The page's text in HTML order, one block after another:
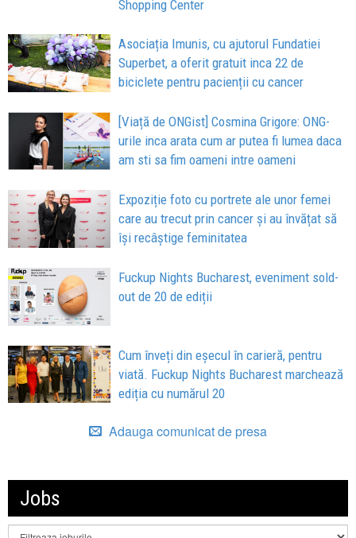
Shopping Center
Asociația Imunis, cu ajutorul Fundatiei
Superbet, a oferit gratuit inca 22 de
biciclete pentru pacienții cu cancer
[Viață de ONGist] Cosmina Grigore: ONG-
urile inca arata cum ar putea fi lumea daca
am sti sa fim oameni intre oameni
Expoziție foto cu portrete ale unor femei
care au trecut prin cancer și au învățat să
își recâștige feminitatea
Fuckup Nights Bucharest, eveniment sold-
out de 20 de ediții
Cum înveți din eșecul în carieră, pentru
viată. Fuckup Nights Bucharest marchează
ediția cu numărul 20
Adauga comunicat de presa
Jobs